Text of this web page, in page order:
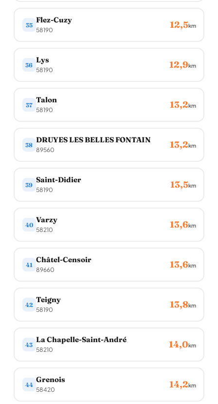
35
Flez-Cuzy
58190 12,5km
36
Lys
58190 12,9km
37
Talon
58190 13,2km
38
DRUYES LES BELLES FONTAIN
89560 13,2km
39
Saint-Didier
58190 13,5km
40
Varzy
58210 13,6km
41
Châtel-Censoir
89660 13,6km
42
Teigny
58190 13,8km
43
La Chapelle-Saint-André
58210 14,0km
44
Grenois
58420 14,2km